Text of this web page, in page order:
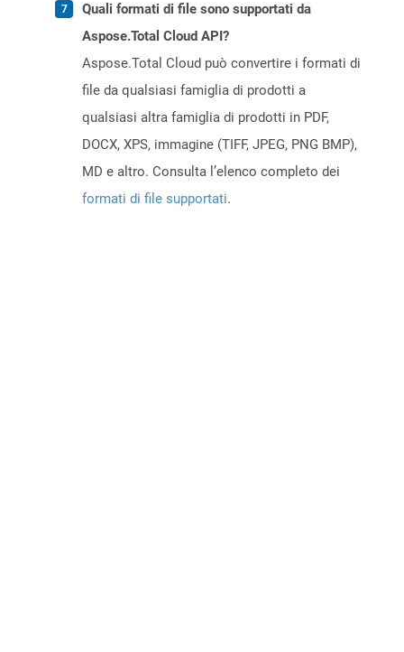
Quali formati di file sono supportati da
Aspose.Total Cloud API?
Aspose.Total Cloud può convertire i formati di
file da qualsiasi famiglia di prodotti a
qualsiasi altra famiglia di prodotti in PDF,
DOCX, XPS, immagine (TIFF, JPEG, PNG BMP),
MD e altro. Consulta l’elenco completo dei
formati di file supportati.